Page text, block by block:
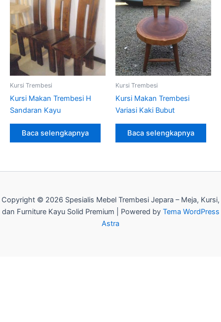
Kursi Trembesi
Kursi Makan Trembesi H
Sandaran Kayu
Baca selengkapnya
Kursi Trembesi
Kursi Makan Trembesi
Variasi Kaki Bubut
Baca selengkapnya
Copyright © 2026 Spesialis Mebel Trembesi Jepara – Meja, Kursi,
dan Furniture Kayu Solid Premium | Powered by Tema WordPress
Astra